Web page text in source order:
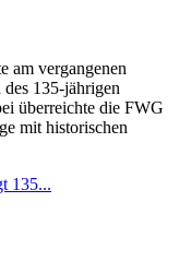
am vergangenen
des 135-jährigen
überreichte die FWG
mit historischen
135...